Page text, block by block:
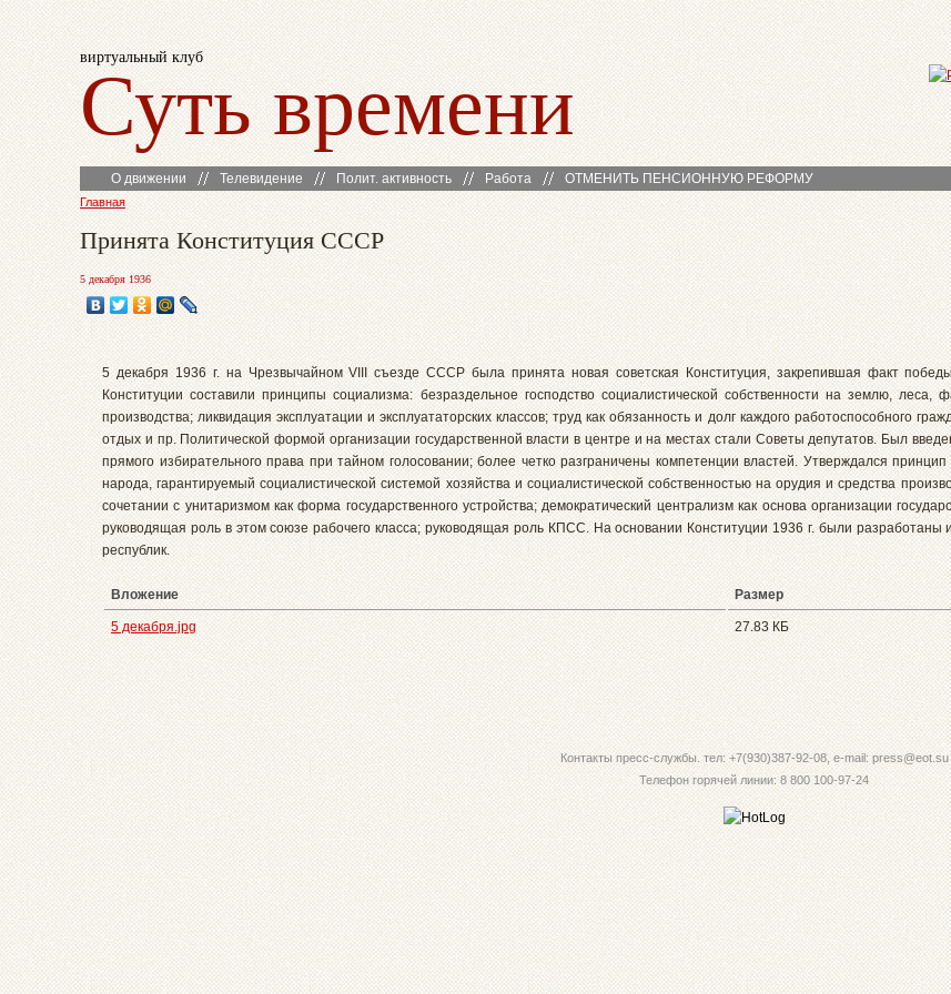
виртуальный клуб
Суть времени
О движении Телевидение Полит. активность Работа ОТМЕНИТЬ ПЕНСИОННУЮ РЕФОРМУ
Главная
Принята Конституция СССР
5 декабря 1936
5 декабря 1936 г. на Чрезвычайном VIII съезде СССР была принята новая советская Конституция, закрепившая факт
Конституции составили принципы социализма: безраздельное господство социалистической собственности на землю, леса,
производства; ликвидация эксплуатации и эксплуататорских классов; труд как обязанность и долг каждого работоспособного
отдых и пр. Политической формой организации государственной власти в центре и на местах стали Советы депутатов. Был
прямого избирательного права при тайном голосовании; более четко разграничены компетенции властей. Утверждался принцип
народа, гарантируемый социалистической системой хозяйства и социалистической собственностью на орудия и средства
сочетании с унитаризмом как форма государственного устройства; демократический централизм как основа организации
руководящая роль в этом союзе рабочего класса; руководящая роль КПСС. На основании Конституции 1936 г. были разработаны
республик.
Вложение Размер
5 декабря.jpg 27.83 КБ
Контакты пресс-службы. тел: +7(930)387-92-08, e-mail: press@eot.su
Телефон горячей линии: 8 800 100-97-24